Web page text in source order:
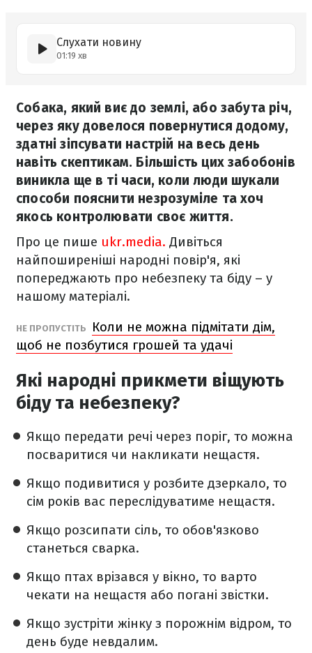
Слухати новину
01:19 хв
Собака, який виє до землі, або забута річ,
через яку довелося повернутися додому,
здатні зіпсувати настрій на весь день
навіть скептикам. Більшість цих забобонів
виникла ще в ті часи, коли люди шукали
способи пояснити незрозуміле та хоч
якось контролювати своє життя.
Про це пише ukr.media. Дивіться
найпоширеніші народні повір'я, які
попереджають про небезпеку та біду – у
нашому матеріалі.
НЕ ПРОПУСТІТЬ
Коли не можна підмітати дім,
щоб не позбутися грошей та удачі
Які народні прикмети віщують
біду та небезпеку?
Якщо передати речі через поріг, то можна
посваритися чи накликати нещастя.
Якщо подивитися у розбите дзеркало, то
сім років вас переслідуватиме нещастя.
Якщо розсипати сіль, то обов'язково
станеться сварка.
Якщо птах врізався у вікно, то варто
чекати на нещастя або погані звістки.
Якщо зустріти жінку з порожнім відром, то
день буде невдалим.